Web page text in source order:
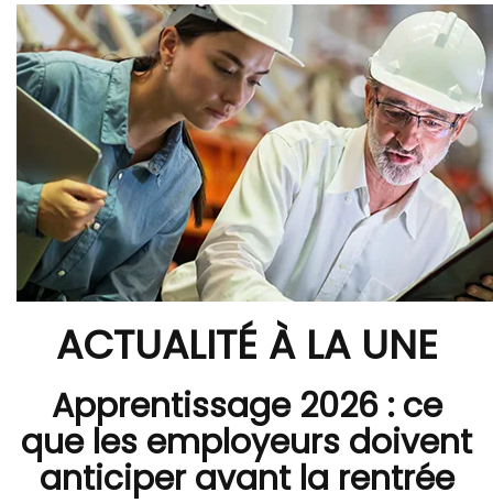
ACTUALITÉ À LA UNE
Apprentissage 2026 : ce
que les employeurs doivent
anticiper avant la rentrée